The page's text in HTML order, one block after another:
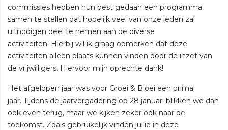
commissies hebben hun best gedaan een programma
samen te stellen dat hopelijk veel van onze leden zal
uitnodigen deel te nemen aan de diverse
activiteiten. Hierbij wil ik graag opmerken dat deze
activiteiten alleen plaats kunnen vinden door de inzet van
de vrijwilligers. Hiervoor mijn oprechte dank!
Het afgelopen jaar was voor Groei & Bloei een prima
jaar. Tijdens de jaarvergadering op 28 januari blikken we dan
ook even terug, maar we kijken zeker ook naar de
toekomst. Zoals gebruikelijk vinden jullie in deze